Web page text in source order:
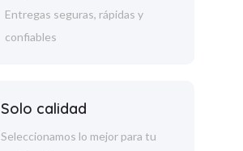
Entregas seguras, rápidas y
confiables
Solo calidad
Seleccionamos lo mejor para tu